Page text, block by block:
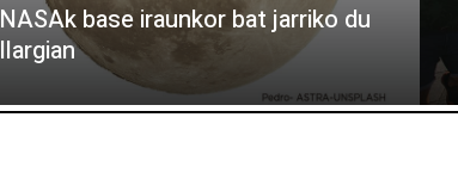
NASAk base iraunkor bat jarriko du
Ilargian